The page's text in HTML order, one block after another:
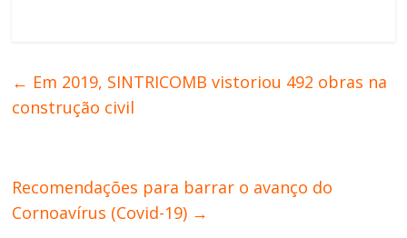
← Em 2019, SINTRICOMB vistoriou 492 obras na
construção civil
Recomendações para barrar o avanço do
Cornoavírus (Covid-19) →